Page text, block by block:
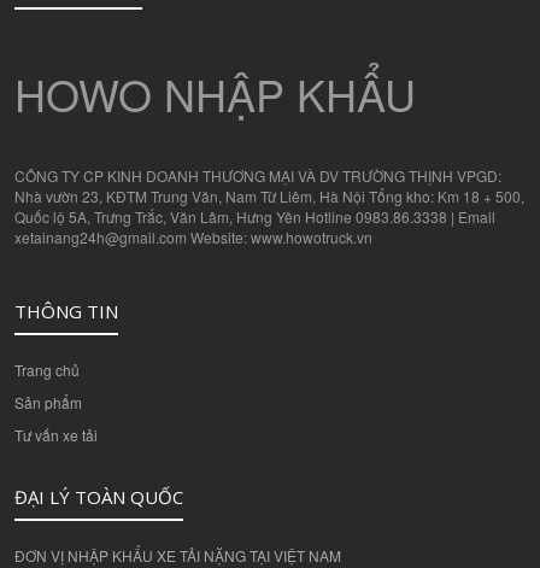
HOWO NHẬP KHẨU
CÔNG TY CP KINH DOANH THƯƠNG MẠI VÀ DV TRƯỜNG THỊNH VPGD:
Nhà vườn 23, KĐTM Trung Văn, Nam Từ Liêm, Hà Nội Tổng kho: Km 18 + 500,
Quốc lộ 5A, Trưng Trắc, Văn Lâm, Hưng Yên Hotline 0983.86.3338 | Email
xetainang24h@gmail.com Website: www.howotruck.vn
THÔNG TIN
Trang chủ
Sản phẩm
Tư vấn xe tải
ĐẠI LÝ TOÀN QUỐC
ĐƠN VỊ NHẬP KHẨU XE TẢI NẶNG TẠI VIỆT NAM